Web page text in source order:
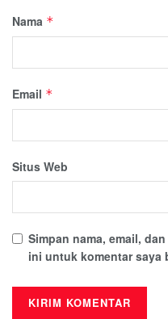
Nama *
Email *
Situs Web
Simpan nama, email,
ini untuk komentar saya